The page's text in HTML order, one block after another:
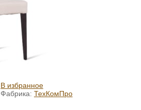
В избранное
Фабрика: ТехКомПро